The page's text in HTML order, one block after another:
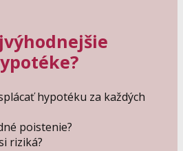
hypotéku za každých
poistenie?
riziká?